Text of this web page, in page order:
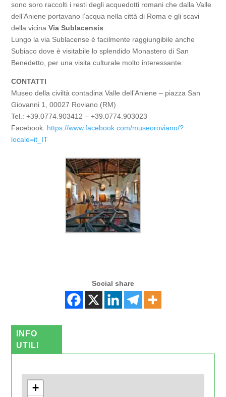
sono soro raccolti i resti degli acquedotti romani che dalla Valle
dell’Aniene portavano l’acqua nella città di Roma e gli scavi
della vicinaVia Sublacensis
Lungo la via Sublacense è facilmente raggiungibile anche
Subiaco dove è visitabile lo splendido Monastero di San
Benedetto, per una visita culturale molto interessante.
CONTATTI
Museo della civiltà contadina Valle dell’Aniene – piazza San
Giovanni 1, 00027 Roviano (RM)
Tel.: +39.0774.903412 – +39.0774.903023
Facebook: https://www.facebook.com/museoroviano/?
locale=it_IT
Social share
INFO
UTILI
+